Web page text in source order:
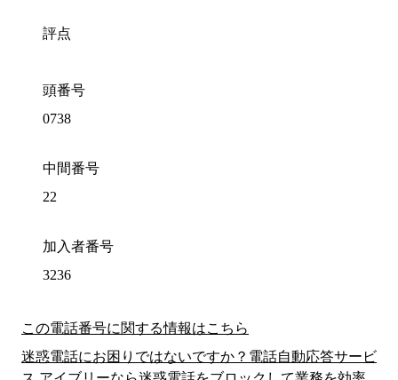
評点
頭番号
0738
中間番号
22
加入者番号
3236
この電話番号に関する情報はこちら
迷惑電話にお困りではないですか？電話自動応答サービ